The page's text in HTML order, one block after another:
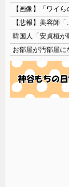
【画像】「ワイ
【悲報】美容師
お部屋が汚部屋に